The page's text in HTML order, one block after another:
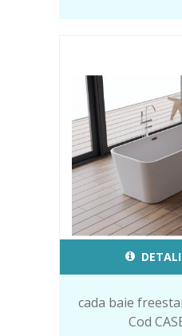
cada baie
Cod